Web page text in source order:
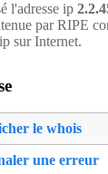
l'adresse ip
par RIPE
sur Internet.
le whois
une erreur